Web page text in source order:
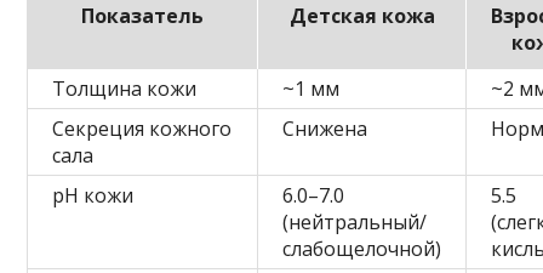
Показатель Детская кожа
Толщина кожи
~1 мм
~2
Секреция кожного
сала
Снижена
pH кожи
6.0–7.0
(нейтральный/
слабощелочной)
5.5